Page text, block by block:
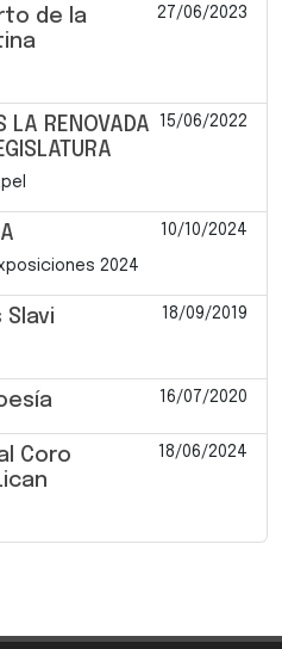
de la
27/06/2023
LA RENOVADA
15/06/2022
10/10/2024
2024
Slavi 18/09/2019
16/07/2020
Coro
18/06/2024